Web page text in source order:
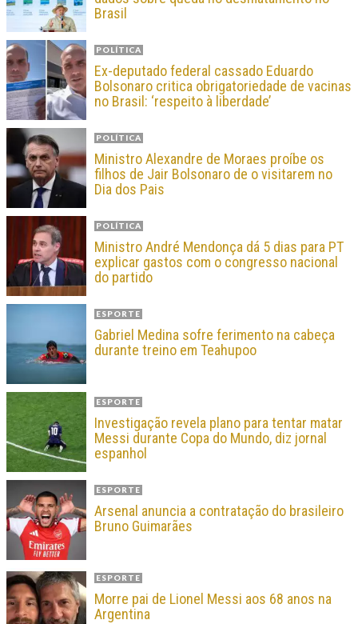
Brasil
POLÍTICA
Ex-deputado federal cassado Eduardo
Bolsonaro critica obrigatoriedade de vacinas
no Brasil: ‘respeito à liberdade’
POLÍTICA
Ministro Alexandre de Moraes proíbe os
filhos de Jair Bolsonaro de o visitarem no
Dia dos Pais
POLÍTICA
Ministro André Mendonça dá 5 dias para PT
explicar gastos com o congresso nacional
do partido
ESPORTE
Gabriel Medina sofre ferimento na cabeça
durante treino em Teahupoo
ESPORTE
Investigação revela plano para tentar matar
Messi durante Copa do Mundo, diz jornal
espanhol
ESPORTE
Arsenal anuncia a contratação do brasileiro
Bruno Guimarães
ESPORTE
Morre pai de Lionel Messi aos 68 anos na
Argentina